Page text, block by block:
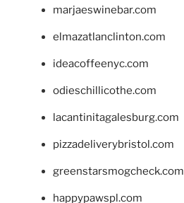
marjaeswinebar.com
elmazatlanclinton.com
ideacoffeenyc.com
odieschillicothe.com
lacantinitagalesburg.com
pizzadeliverybristol.com
greenstarsmogcheck.com
happypawspl.com